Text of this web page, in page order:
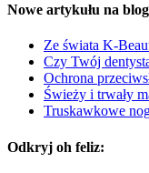
Nowe artykułu na
Ze świata K-
Czy Twój
Ochrona
Świeży i trwały
Truskawkowe
Odkryj oh feliz: